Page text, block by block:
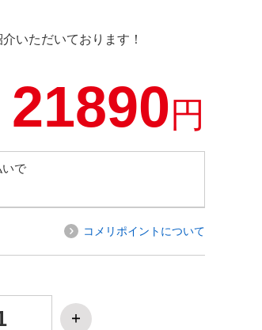
いただいております！
21890円
いで
コメリポイントについて